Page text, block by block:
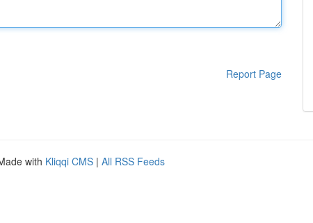
Report Page
with Kliqqi CMS | All RSS Feeds